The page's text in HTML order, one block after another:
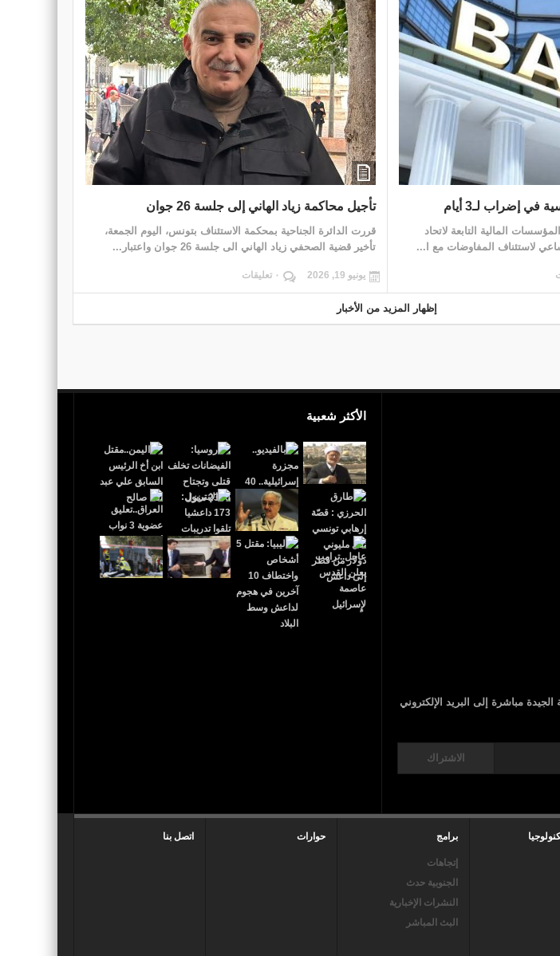
في إضراب لـ3 أيام
المالية التابعة لاتحاد
لاستئناف المفاوضات مع ا...
تأجيل محاكمة زياد الهاني إلى جلسة 26 جوان
قررت الدائرة الجناحية بمحكمة الاستئناف بتونس، اليوم الجمعة،
تأخير قضية الصحفي زياد الهاني الى جلسة 26 جوان واعتبار...
يونيو 19, 2026 ٠ تعليقات
إظهار المزيد من الأخبار
عاجل..ترامب يعلن القدس عاصمة لإٍسرائيل
مباشرة إلى البريد الإلكتروني
الاشتراك
الأكثر شعبية
برامج
إتجاهات
الجنوبية حدث
النشرات الإخبارية
البث المباشر
حوارات اتصل بنا